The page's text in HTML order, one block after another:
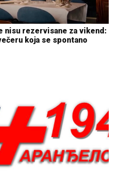
nisu rezervisane za vikend:
koja se spontano